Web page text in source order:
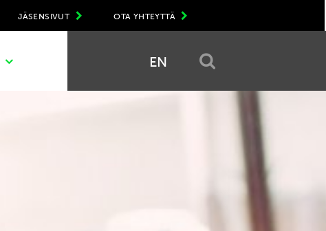
OTA YHTEYTTÄ
JÄSENSIVUT
EN